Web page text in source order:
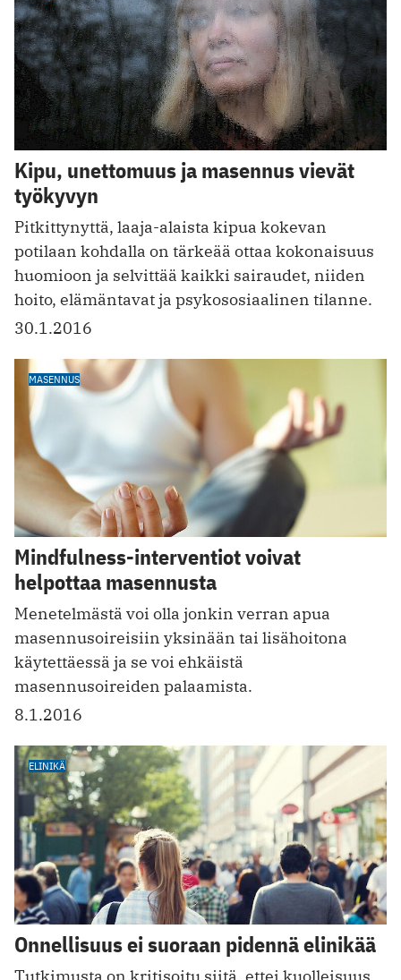
Kipu, unettomuus ja masennus vievät
työkyvyn
Pitkittynyttä, laaja-alaista kipua kokevan
potilaan kohdalla on tärkeää ottaa kokonaisuus
huomioon ja selvittää kaikki sairaudet, niiden
hoito, elämäntavat ja psykososiaalinen tilanne.
30.1.2016
MASENNUS
Mindfulness-interventiot voivat
helpottaa masennusta
Menetelmästä voi olla jonkin verran apua
masennusoireisiin yksinään tai lisähoitona
käytettäessä ja se voi ehkäistä
masennusoireiden palaamista.
8.1.2016
ELINIKÄ
Onnellisuus ei suoraan pidennä elinikää
Tutkimusta on kritisoitu siitä, ettei kuolleisuus